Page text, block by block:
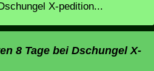
X-pedition...
8 Tage bei Dschungel X-